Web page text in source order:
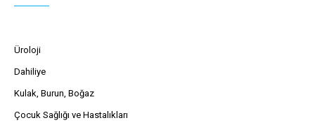
Üroloji
Dahiliye
Kulak, Burun, Boğaz
Çocuk Sağlığı ve Hastalıkları